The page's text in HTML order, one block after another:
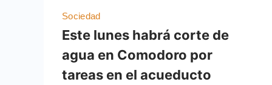
Sociedad
Este lunes habrá corte de
agua en Comodoro por
tareas en el acueducto